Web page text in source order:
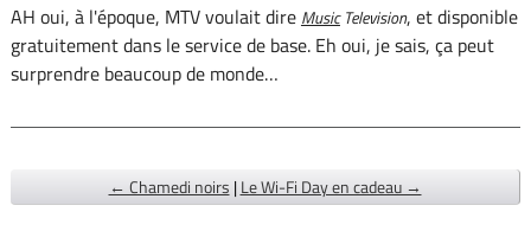
AH oui, à l'époque, MTV voulait dire MusicTelevision, et disponible
gratuitement dans le service de base. Eh oui, je sais, ça peut
surprendre beaucoup de monde…
← Chamedi noirs | Le Wi-Fi Day en cadeau →